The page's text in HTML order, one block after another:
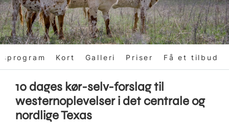
Kort Galleri Priser Få et tilbud
10 dages kør-selv-forslag til
westernoplevelser i det centrale og
nordlige Texas